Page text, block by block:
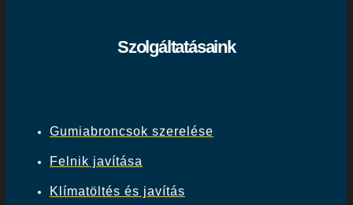
Szolgáltatásaink
Gumiabroncsok szerelése
Felnik javítása
Klímatöltés és javítás